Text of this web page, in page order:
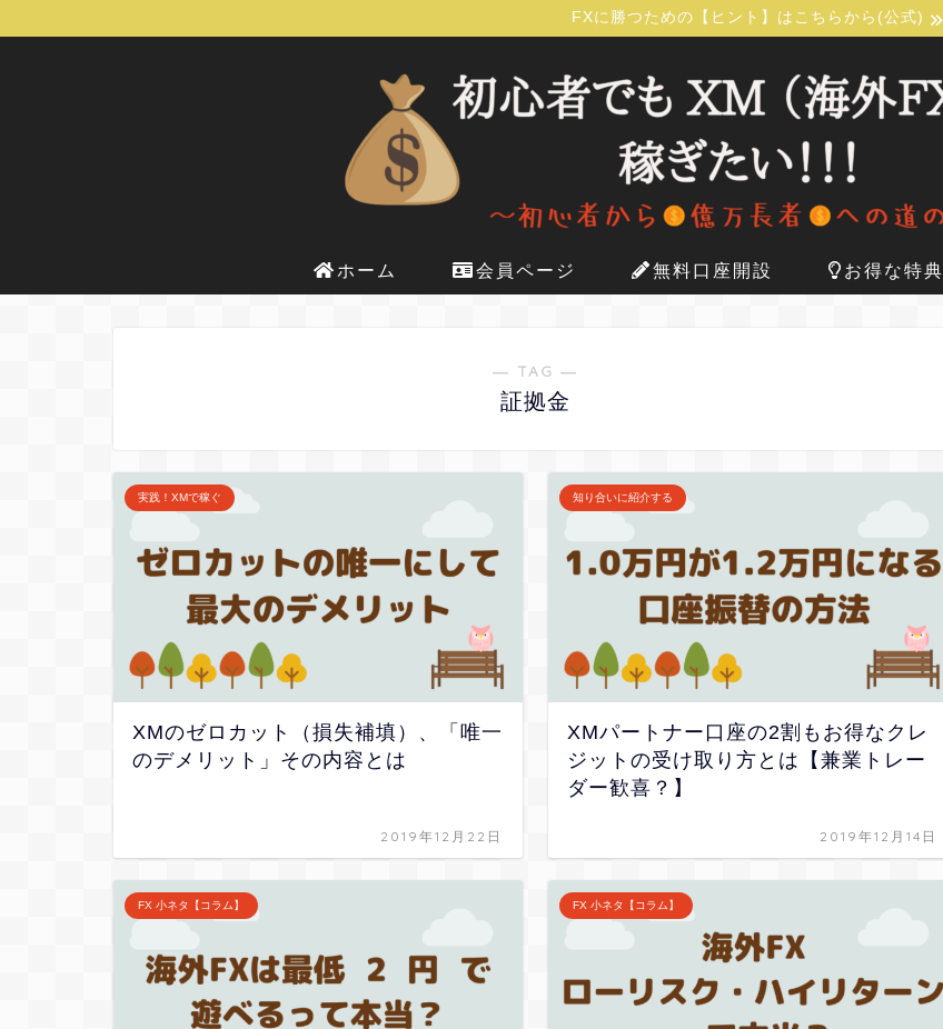
FXに勝つための【ヒント】はこちらから(公式)
ホーム 会員ページ 無料口座開設 お得な特典
― TAG ―
証拠金
実践！XMで稼ぐ
XMのゼロカット（損失補填）、「唯一
のデメリット」その内容とは
2019年12月22日
知り合いに紹介する
XMパートナー口座の2割もお得なクレ
ジットの受け取り方とは【兼業トレー
ダー歓喜？】
2019年12月14日
FX 小ネタ【コラム】 FX 小ネタ【コラム】